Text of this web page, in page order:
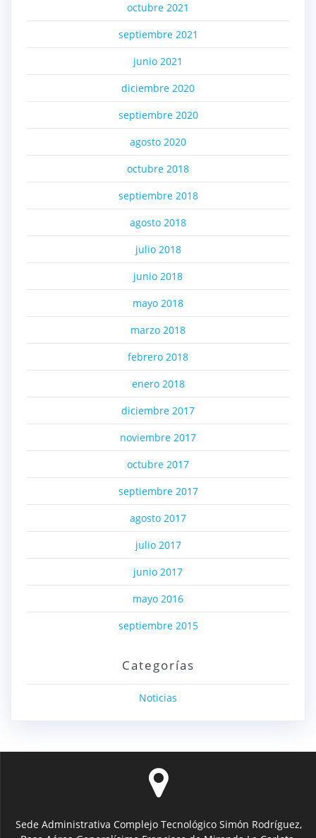
octubre 2021
septiembre 2021
junio 2021
diciembre 2020
septiembre 2020
agosto 2020
octubre 2018
septiembre 2018
agosto 2018
julio 2018
junio 2018
mayo 2018
marzo 2018
febrero 2018
enero 2018
diciembre 2017
noviembre 2017
octubre 2017
septiembre 2017
agosto 2017
julio 2017
junio 2017
mayo 2016
septiembre 2015
Categorías
Noticias
Sede Administrativa Complejo Tecnológico Simón Rodríguez,